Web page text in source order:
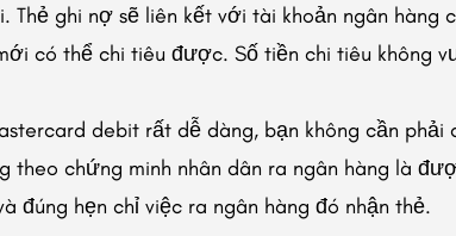
Thẻ ghi nợ sẽ liên kết với tài khoản ngân hàng
có thể chi tiêu được. Số tiền chi tiêu không
debit rất dễ dàng, bạn không cần phải
theo chứng minh nhân dân ra ngân hàng là
đúng hẹn chỉ việc ra ngân hàng đó nhận thẻ.